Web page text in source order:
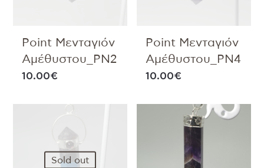
Point Μενταγιόν
Αμέθυστου_PN2
10.00€
Point Μενταγιόν
Αμέθυστου_PN4
10.00€
Sold out